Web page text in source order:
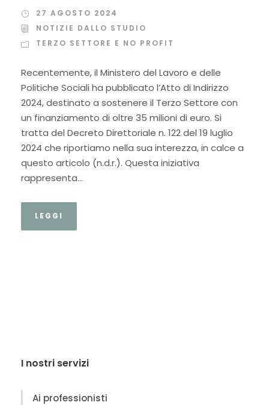
27 AGOSTO 2024
NOTIZIE DALLO STUDIO
TERZO SETTORE E NO PROFIT
Recentemente, il Ministero del Lavoro e delle
Politiche Sociali ha pubblicato l’Atto di Indirizzo
2024, destinato a sostenere il Terzo Settore con
un finanziamento di oltre 35 milioni di euro. Si
tratta del Decreto Direttoriale n. 122 del 19 luglio
2024 che riportiamo nella sua interezza, in calce a
questo articolo (n.d.r.). Questa iniziativa
rappresenta...
LEGGI
I nostri servizi
Ai professionisti